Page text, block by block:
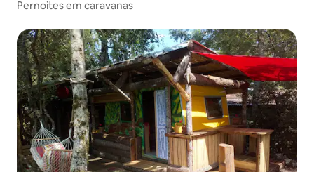
Pernoites em caravanas